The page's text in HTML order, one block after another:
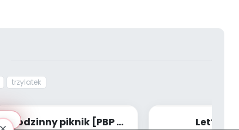
trzylatek
Rodzinny piknik [PBP -
Let’s